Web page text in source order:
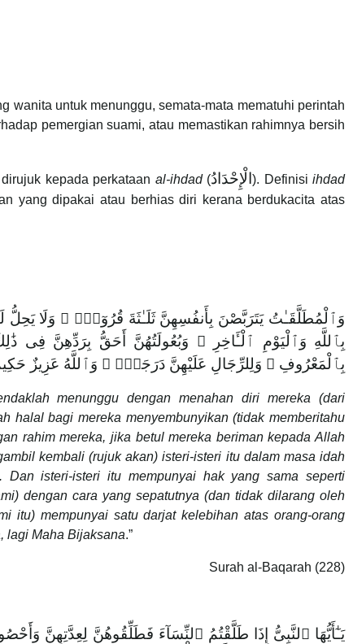
wanita untuk menunggu, semata-mata mematuhi perintah
pemergian suami, atau memastikan rahimnya bersih
kepada perkataan al-ihdad(الْإِحْدَادُ ). Definisi ihdad
yang dipakai atau berhias diri kerana berdukacita atas
وَٱلْمُطَلَّقَـٰتُ يَتَرَبَّصْنَ بِأَنفُسِهِنَّ ثَلَـٰثَةَ قُرُوٓءٍۢ ۚ وَلَا يَحِلُّ
بِٱللَّهِ وَٱلْيَوْمِ ٱلْـَٔاخِرِ ۚ وَبُعُولَتُهُنَّ أَحَقُّ بِرَدِّهِنَّ
بِٱلْمَعْرُوفِ ۚ وَلِلرِّجَالِ عَلَيْهِنَّ دَرَجَةٌۭ ۗ وَٱللَّهُ عَزِيزٌ
menunggu dengan menahan diri mereka (dari
halal bagi mereka menyembunyikan (tidak memberitahu
rahim mereka, jika betul mereka beriman kepada Allah
kembali (rujuk akan) isteri-isteri itu dalam masa idah
Dan isteri-isteri itu mempunyai hak yang sama seperti
dengan cara yang sepatutnya (dan tidak dilarang oleh
itu) mempunyai satu darjat kelebihan atas orang-orang
lagi Maha Bijaksana.”
Surah al-Baqarah (228)
يَـٰٓأَيُّهَا ٱلنَّبِىُّ إِذَا طَلَّقْتُمُ ٱلنِّسَآءَ فَطَلِّقُوهُنَّ